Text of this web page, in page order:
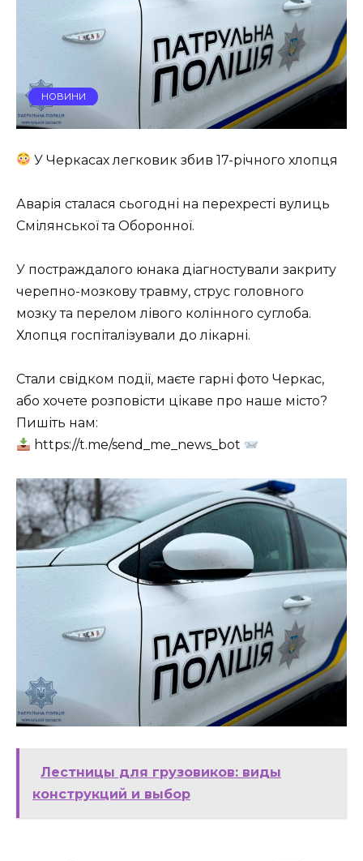
НОВИНИ
У Черкасах легковик збив 17-річного хлопця
Аварія сталася сьогодні на перехресті вулиць
Смілянської та Оборонної.
У постраждалого юнака діагностували закриту
черепно-мозкову травму, струс головного
мозку та перелом лівого колінного суглоба.
Хлопця госпіталізували до лікарні.
Стали свідком події, маєте гарні фото Черкас,
або хочете розповісти цікаве про наше місто?
Пишіть нам:
https://t.me/send_me_news_bot
Лестницы для грузовиков: виды
конструкций и выбор